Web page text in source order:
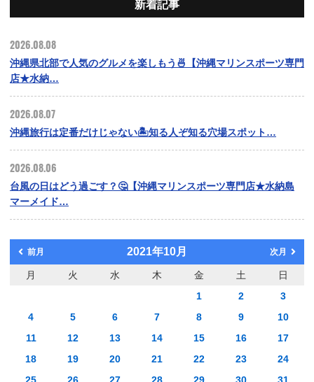
新着記事
2026.08.08
沖縄県北部で人気のグルメを楽しもう🍜【沖縄マリンスポーツ専門
店★水納…
2026.08.07
沖縄旅行は定番だけじゃない🏝️知る人ぞ知る穴場スポット…
2026.08.06
台風の日はどう過ごす？🤔【沖縄マリンスポーツ専門店★水納島
マーメイド…
前月 2021年10月 次月
月 火 水 木 金 土
日
1
2
3
4
5 6 7 8 9
10
11
12 13 14 15 16
17
18
19 20 21 22 23
24
25
26 27 28 29 30 31